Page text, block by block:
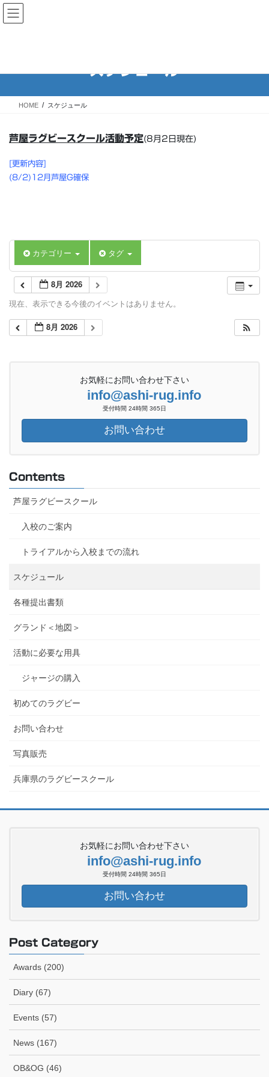
コ
ン
ナ
ビ
スケジュール
HOME スケジュール
芦屋ラグビースクール活動予定(8月2日現在)
[更新内容]
(8/2)12月芦屋G確保
カテゴリー タグ
8月 2026
現在、表示できる今後のイベントはありません。
8月 2026
お気軽にお問い合わせ下さい
info@ashi-rug.info
受付時間 24時間 365日
お問い合わせ
Contents
芦屋ラグビースクール
入校のご案内
トライアルから入校までの流れ
スケジュール
各種提出書類
グランド＜地図＞
活動に必要な用具
ジャージの購入
初めてのラグビー
お問い合わせ
写真販売
兵庫県のラグビースクール
お気軽にお問い合わせ下さい
info@ashi-rug.info
受付時間 24時間 365日
お問い合わせ
Post Category
Awards (200)
Diary (67)
Events (57)
News (167)
OB&OG (46)